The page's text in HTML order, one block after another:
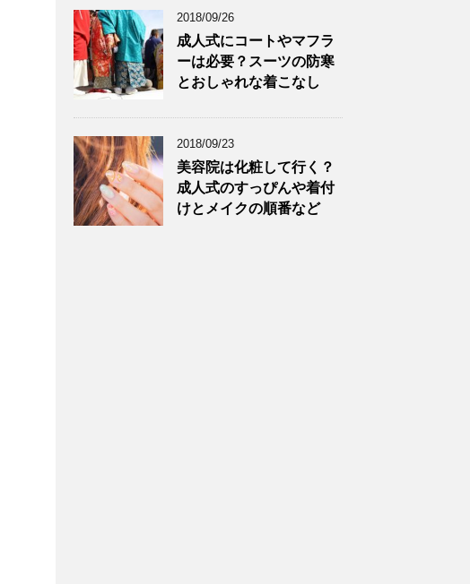
2018/09/26
成人式にコートやマフラ
ーは必要？スーツの防寒
とおしゃれな着こなし
2018/09/23
美容院は化粧して行く？
成人式のすっぴんや着付
けとメイクの順番など